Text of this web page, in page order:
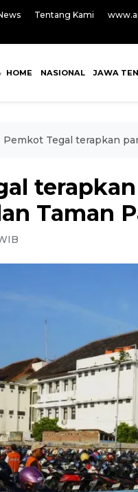
Tentang Kami
HOME NASIONAL JAWA
Pemkot Tegal terapkan
Taman